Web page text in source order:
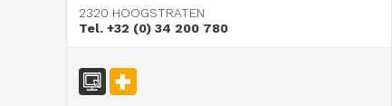
2320 HOOGSTRATEN
Tel. +32 (0) 34 200 780